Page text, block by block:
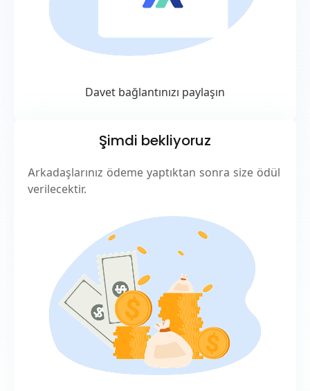
Davet bağlantınızı paylaşın
Şimdi bekliyoruz
Arkadaşlarınız ödeme yaptıktan sonra size ödül
verilecektir.